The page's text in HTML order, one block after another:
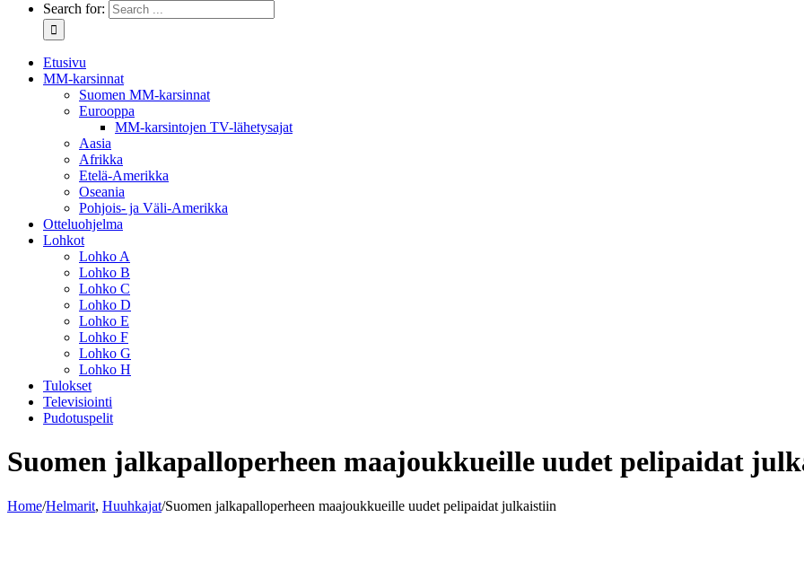
Search for:
Etusivu
MM-karsinnat
Suomen MM-karsinnat
Eurooppa
MM-karsintojen TV-lähetysajat
Aasia
Afrikka
Etelä-Amerikka
Oseania
Pohjois- ja Väli-Amerikka
Otteluohjelma
Lohkot
Lohko A
Lohko B
Lohko C
Lohko D
Lohko E
Lohko F
Lohko G
Lohko H
Tulokset
Televisiointi
Pudotuspelit
Suomen jalkapalloperheen maajoukkueille uudet pelipaidat
Home/Helmarit, Huuhkajat/Suomen jalkapalloperheen maajoukkueille uudet pelipaidat julkaistiin